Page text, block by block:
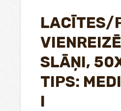
LACĪTES/
SLĀŅI,
TIPS:
I